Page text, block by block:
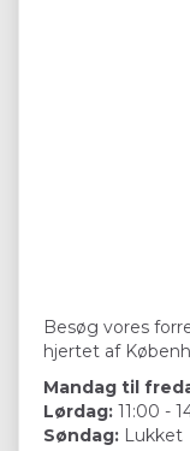
Besøg vores
hjertet af
Mandag til
Lørdag: 11:00 -
Søndag: Lukket